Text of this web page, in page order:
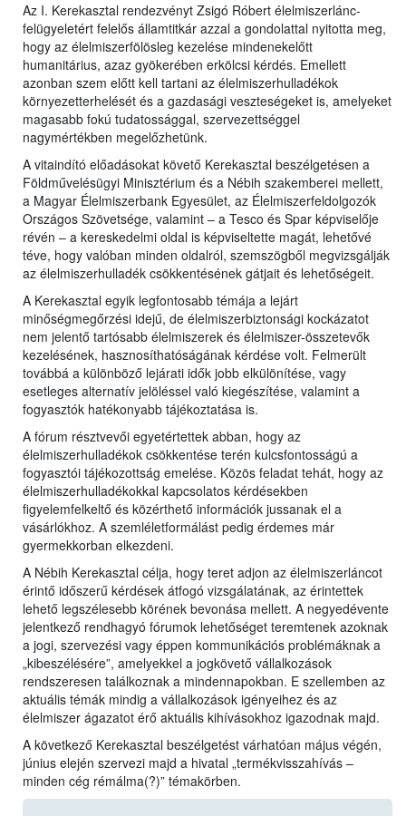
Az I. Kerekasztal rendezvényt Zsigó Róbert élelmiszerlánc-
felügyeletért felelős államtitkár azzal a gondolattal nyitotta meg,
hogy az élelmiszerfölösleg kezelése mindenekelőtt
humanitárius, azaz gyökerében erkölcsi kérdés. Emellett
azonban szem előtt kell tartani az élelmiszerhulladékok
környezetterhelését és a gazdasági veszteségeket is, amelyeket
magasabb fokú tudatossággal, szervezettséggel
nagymértékben megelőzhetünk.
A vitaindító előadásokat követő Kerekasztal beszélgetésen a
Földművelésügyi Minisztérium és a Nébih szakemberei mellett,
a Magyar Élelmiszerbank Egyesület, az Élelmiszerfeldolgozók
Országos Szövetsége, valamint – a Tesco és Spar képviselője
révén – a kereskedelmi oldal is képviseltette magát, lehetővé
téve, hogy valóban minden oldalról, szemszögből megvizsgálják
az élelmiszerhulladék csökkentésének gátjait és lehetőségeit.
A Kerekasztal egyik legfontosabb témája a lejárt
minőségmegőrzési idejű, de élelmiszerbiztonsági kockázatot
nem jelentő tartósabb élelmiszerek és élelmiszer-összetevők
kezelésének, hasznosíthatóságának kérdése volt. Felmerült
továbbá a különböző lejárati idők jobb elkülönítése, vagy
esetleges alternatív jelöléssel való kiegészítése, valamint a
fogyasztók hatékonyabb tájékoztatása is.
A fórum résztvevői egyetértettek abban, hogy az
élelmiszerhulladékok csökkentése terén kulcsfontosságú a
fogyasztói tájékozottság emelése. Közös feladat tehát, hogy az
élelmiszerhulladékokkal kapcsolatos kérdésekben
figyelemfelkeltő és közérthető információk jussanak el a
vásárlókhoz. A szemléletformálást pedig érdemes már
gyermekkorban elkezdeni.
A Nébih Kerekasztal célja, hogy teret adjon az élelmiszerláncot
érintő időszerű kérdések átfogó vizsgálatának, az érintettek
lehető legszélesebb körének bevonása mellett. A negyedévente
jelentkező rendhagyó fórumok lehetőséget teremtenek azoknak
a jogi, szervezési vagy éppen kommunikációs problémáknak a
„kibeszélésére”, amelyekkel a jogkövető vállalkozások
rendszeresen találkoznak a mindennapokban. E szellemben az
aktuális témák mindig a vállalkozások igényeihez és az
élelmiszer ágazatot érő aktuális kihívásokhoz igazodnak majd.
A következő Kerekasztal beszélgetést várhatóan május végén,
június elején szervezi majd a hivatal „termékvisszahívás –
minden cég rémálma(?)” témakörben.